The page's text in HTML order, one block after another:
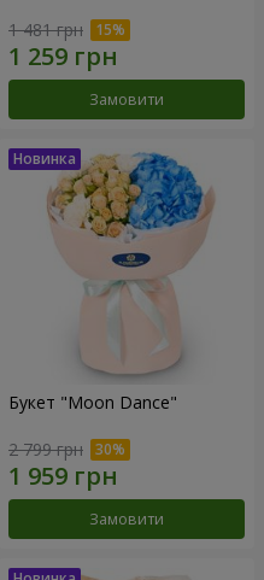
1 481 грн
Замовити
Букет "Moon Dance"
2 799 грн
Замовити